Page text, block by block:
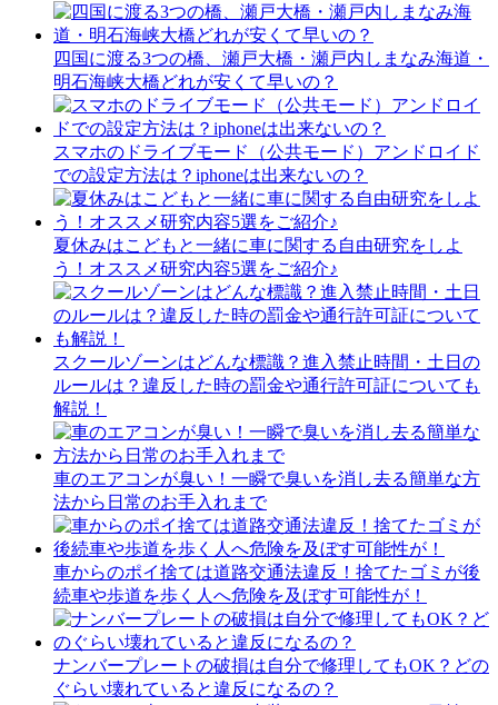
四国に渡る3つの橋、瀬戸大橋・瀬戸内しまなみ海道・
明石海峡大橋どれが安くて早いの？
スマホのドライブモード（公共モード）アンドロイド
での設定方法は？iphoneは出来ないの？
夏休みはこどもと一緒に車に関する自由研究をしよ
う！オススメ研究内容5選をご紹介♪
スクールゾーンはどんな標識？進入禁止時間・土日の
ルールは？違反した時の罰金や通行許可証についても
解説！
車のエアコンが臭い！一瞬で臭いを消し去る簡単な方
法から日常のお手入れまで
車からのポイ捨ては道路交通法違反！捨てたゴミが後
続車や歩道を歩く人へ危険を及ぼす可能性が！
ナンバープレートの破損は自分で修理してもOK？どの
ぐらい壊れていると違反になるの？